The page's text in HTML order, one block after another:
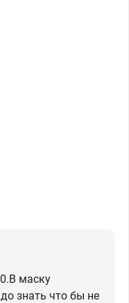
маску
знать что бы не